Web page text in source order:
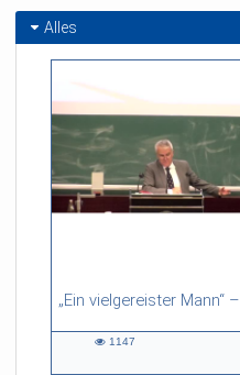
Alles
01:05:26 duration
1147